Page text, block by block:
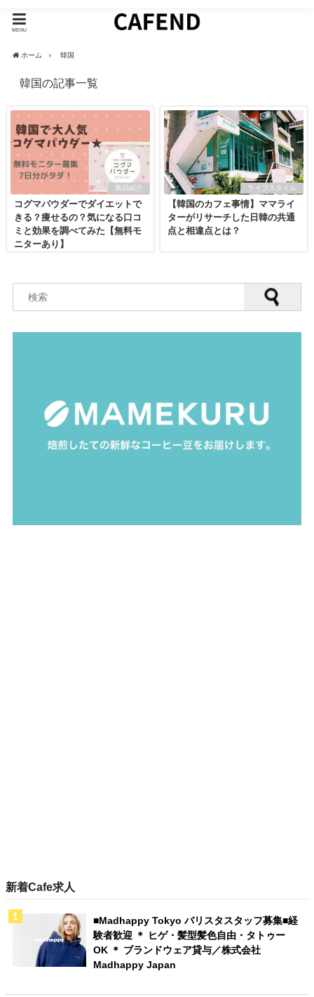
MENU
ホーム 韓国
韓国の記事一覧
商品紹介
コグマパウダーでダイエットで
きる？痩せるの？気になる口コ
ミと効果を調べてみた【無料モ
ニターあり】
ライフスタイル
【韓国のカフェ事情】ママライ
ターがリサーチした日韓の共通
点と相違点とは？
新着Cafe求人
■Madhappy Tokyo バリスタスタッフ募集■経
験者歓迎 ＊ ヒゲ・髪型髪色自由・タトゥー
OK ＊ ブランドウェア貸与／株式会社
Madhappy Japan